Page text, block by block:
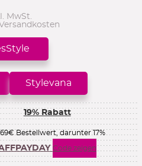
MwSt.
Stylevana
19% Rabatt
Bestellwert, darunter 17%
Code zeigen